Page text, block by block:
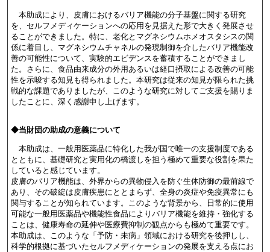
本助成により、皮膚におけるバリア機能の分子基盤に関する研究
を、セルフメディケーションへの応用を見据えた形で大きく発展させ
ることができました。特に、老化とマグネシウムホメオスタシスの関
係に着目し、マグネシウムチャネルの発現制御を介したバリア機能改
善の可能性について、実験的エビデンスを蓄積することができまし
た。さらに、食品由来成分の外用あるいは経口摂取による改善の可能
性を示唆する知見も得られました。本研究は従来の知見が限られた挑
戦的な課題でありましたが、このような研究に対してご支援を賜りま
したことに、深く感謝申し上げます。
◆当財団の助成の意義について
本助成は、一般用医薬品に特化した我が国で唯一の支援制度である
とともに、基礎研究と実用化の橋渡しを担う極めて重要な役割を果た
していると感じています。
皮膚のバリア機能は、外界からの異物侵入を防ぐ生体防御の最前線で
あり、その破綻は皮膚疾患にととまらず、全身の炎症や免疫異常にも
関与することが知られています。このような背景から、日常的に使用
可能な一般用医薬品や機能性食品によりバリア機能を維持・強化する
ことは、健康寿命の延伸や医療費抑制の観点からも極めて重要です。
本助成は、このような「予防・未病」領域における研究を後押しし、
科学的根拠に基づいたセルフメディケーションの発展を支える点にお